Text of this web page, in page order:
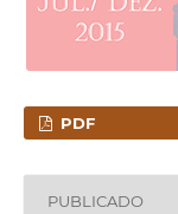
PDF
PUBLICADO